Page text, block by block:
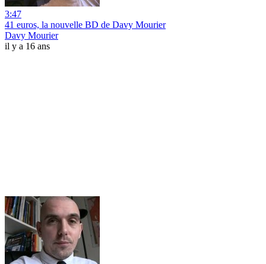
3:47
41 euros, la nouvelle BD de Davy Mourier
Davy Mourier
il y a 16 ans